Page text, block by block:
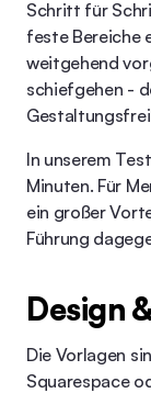
Schritt für
feste Bereiche
weitgehend
schiefgehen -
In unserem
Minuten. Für
ein großer
Führung
Design
Die Vorlagen
Squarespace